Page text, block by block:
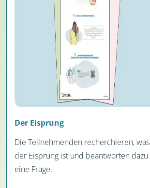
Der Eisprung
Die Teilnehmenden recherchieren, was
der Eisprung ist und beantworten dazu
eine Frage.